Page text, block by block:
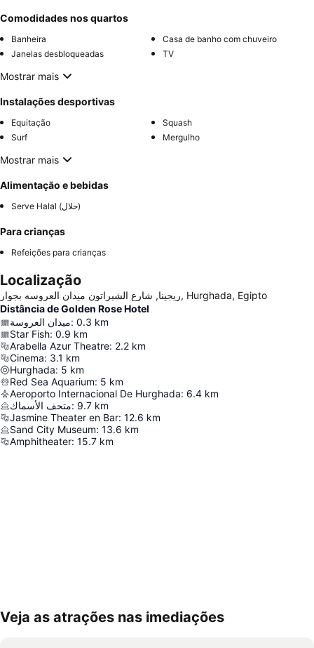
Comodidades nos quartos
Banheira
Casa de banho com chuveiro
Janelas desbloqueadas
TV
Mostrar mais
Instalações desportivas
Equitação
Squash
Surf
Mergulho
Mostrar mais
Alimentação e bebidas
Serve Halal (حلال)
Para crianças
Refeições para crianças
Localização
ريجينا, شارع الشيراتون ميدان العروسه بجوار, Hurghada, Egipto
Distância de Golden Rose Hotel
ميدان العروسة: 0.3 km
Star Fish: 0.9 km
Arabella Azur Theatre: 2.2 km
Cinema: 3.1 km
Hurghada: 5 km
Red Sea Aquarium: 5 km
Aeroporto Internacional De Hurghada: 6.4 km
متحف الأسماك: 9.7 km
Jasmine Theater en Bar: 12.6 km
Sand City Museum: 13.6 km
Amphitheater: 15.7 km
Ampliar mapa
Veja as atrações nas imediações